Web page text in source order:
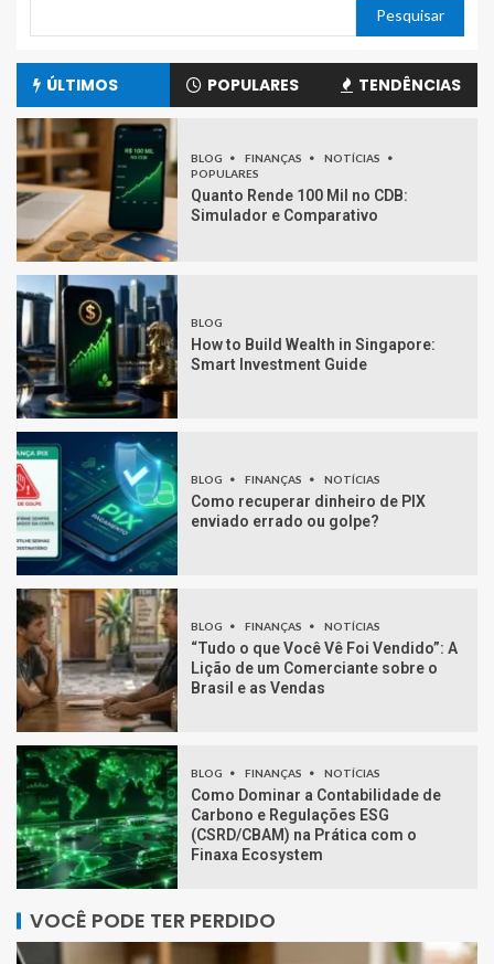
Pesquisar
ÚLTIMOS POPULARES TENDÊNCIAS
BLOG FINANÇAS
NOTÍCIAS
POPULARES
Quanto Rende 100 Mil no CDB:
Simulador e Comparativo
BLOG
How to Build Wealth in Singapore:
Smart Investment Guide
BLOG FINANÇAS NOTÍCIAS
Como recuperar dinheiro de PIX
enviado errado ou golpe?
BLOG FINANÇAS NOTÍCIAS
“Tudo o que Você Vê Foi Vendido”: A
Lição de um Comerciante sobre o
Brasil e as Vendas
BLOG FINANÇAS NOTÍCIAS
Como Dominar a Contabilidade de
Carbono e Regulações ESG
(CSRD/CBAM) na Prática com o
Finaxa Ecosystem
VOCÊ PODE TER PERDIDO